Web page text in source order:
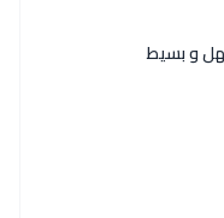
و بسيط